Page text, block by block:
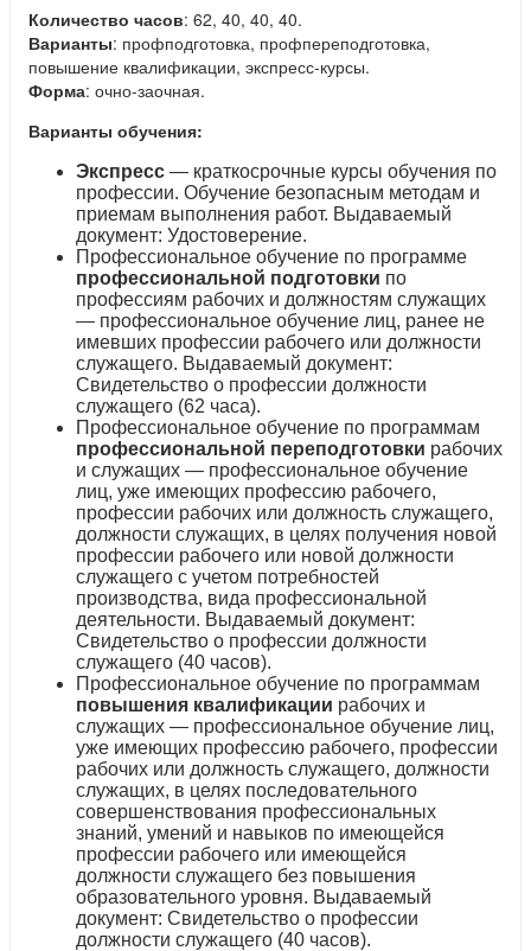
Количество часов: 62, 40, 40, 40.
Варианты: профподготовка, профпереподготовка,
повышение квалификации, экспресс-курсы.
Форма: очно-заочная.
Варианты обучения:
Экспресс — краткосрочные курсы обучения по
профессии. Обучение безопасным методам и
приемам выполнения работ. Выдаваемый
документ: Удостоверение.
Профессиональное обучение по программе
профессиональной подготовки по
профессиям рабочих и должностям служащих
— профессиональное обучение лиц, ранее не
имевших профессии рабочего или должности
служащего. Выдаваемый документ:
Свидетельство о профессии должности
служащего (62 часа).
Профессиональное обучение по программам
профессиональной переподготовки рабочих
и служащих — профессиональное обучение
лиц, уже имеющих профессию рабочего,
профессии рабочих или должность служащего,
должности служащих, в целях получения новой
профессии рабочего или новой должности
служащего с учетом потребностей
производства, вида профессиональной
деятельности. Выдаваемый документ:
Свидетельство о профессии должности
служащего (40 часов).
Профессиональное обучение по программам
повышения квалификации рабочих и
служащих — профессиональное обучение лиц,
уже имеющих профессию рабочего, профессии
рабочих или должность служащего, должности
служащих, в целях последовательного
совершенствования профессиональных
знаний, умений и навыков по имеющейся
профессии рабочего или имеющейся
должности служащего без повышения
образовательного уровня. Выдаваемый
документ: Свидетельство о профессии
должности служащего (40 часов).